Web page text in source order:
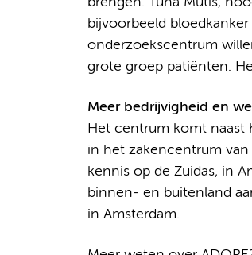
bijvoorbeeld
onderzoekscentrum
grote groep patiënten.
Meer bedrijvigheid en
Het centrum komt naast
in het zakencentrum
kennis op de Zuidas, in
binnen- en buitenland
in Amsterdam.